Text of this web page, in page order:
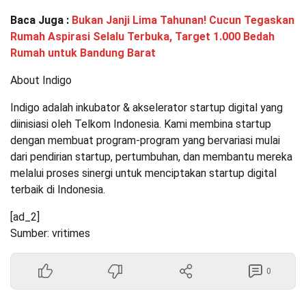
Baca Juga : Bukan Janji Lima Tahunan! Cucun Tegaskan
Rumah Aspirasi Selalu Terbuka, Target 1.000 Bedah
Rumah untuk Bandung Barat
About Indigo
Indigo adalah inkubator & akselerator startup digital yang
diinisiasi oleh Telkom Indonesia. Kami membina startup
dengan membuat program-program yang bervariasi mulai
dari pendirian startup, pertumbuhan, dan membantu mereka
melalui proses sinergi untuk menciptakan startup digital
terbaik di Indonesia.
[ad_2]
Sumber: vritimes
0